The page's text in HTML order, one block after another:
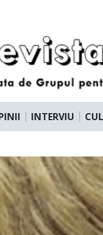
INTERVIU